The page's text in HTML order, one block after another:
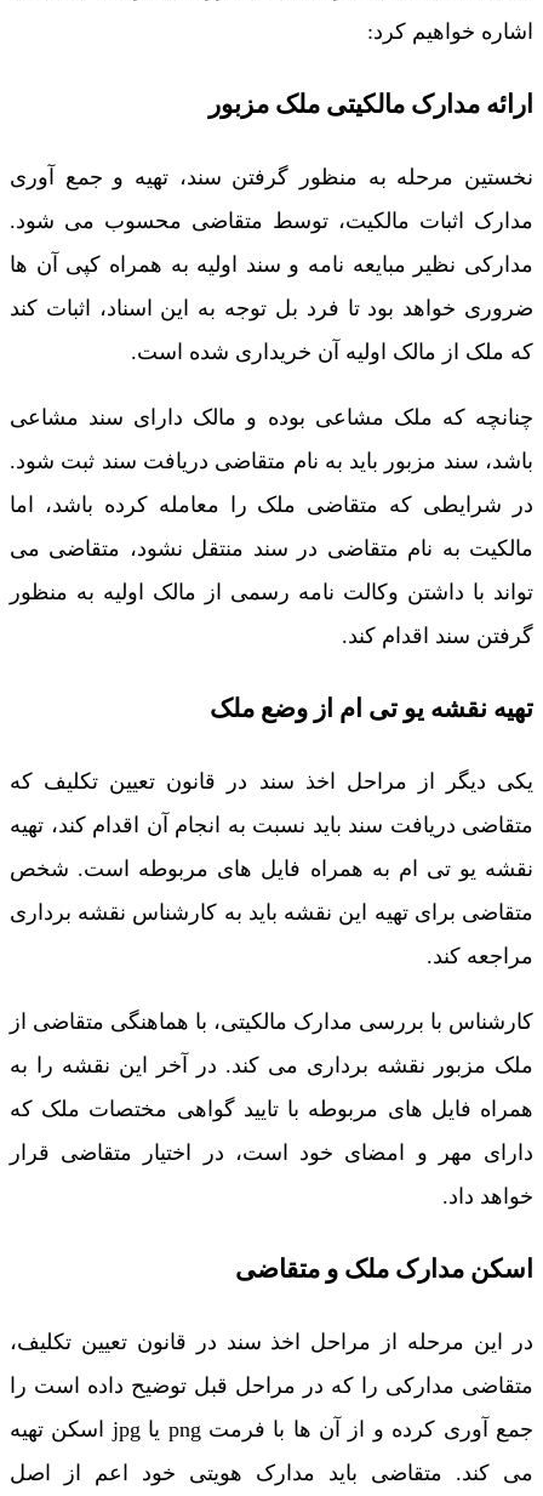
اشاره خواهیم کرد:
ارائه مدارک مالکیتی ملک مزبور
نخستین مرحله به منظور گرفتن سند، تهیه و جمع آوری
مدارک اثبات مالکیت، توسط متقاضی محسوب می شود.
مدارکی نظیر مبایعه نامه و سند اولیه به همراه کپی آن ها
ضروری خواهد بود تا فرد بل توجه به این اسناد، اثبات کند
که ملک از مالک اولیه آن خریداری شده است.
چنانچه که ملک مشاعی بوده و مالک دارای سند مشاعی
باشد، سند مزبور باید به نام متقاضی دریافت سند ثبت شود.
در شرایطی که متقاضی ملک را معامله کرده باشد، اما
مالکیت به نام متقاضی در سند منتقل نشود، متقاضی می
تواند با داشتن وکالت نامه رسمی از مالک اولیه به منظور
گرفتن سند اقدام کند.
تهیه نقشه یو تی ام از وضع ملک
یکی دیگر از مراحل اخذ سند در قانون تعیین تکلیف که
متقاضی دریافت سند باید نسبت به انجام آن اقدام کند، تهیه
نقشه یو تی ام به همراه فایل های مربوطه است. شخص
متقاضی برای تهیه این نقشه باید به کارشناس نقشه برداری
مراجعه کند.
کارشناس با بررسی مدارک مالکیتی، با هماهنگی متقاضی از
ملک مزبور نقشه برداری می کند. در آخر این نقشه را به
همراه فایل های مربوطه با تایید گواهی مختصات ملک که
دارای مهر و امضای خود است، در اختیار متقاضی قرار
خواهد داد.
اسکن مدارک ملک و متقاضی
در این مرحله از مراحل اخذ سند در قانون تعیین تکلیف،
متقاضی مدارکی را که در مراحل قبل توضیح داده است را
جمع آوری کرده و از آن ها با فرمت png یا jpg اسکن تهیه
می کند. متقاضی باید مدارک هویتی خود اعم از اصل